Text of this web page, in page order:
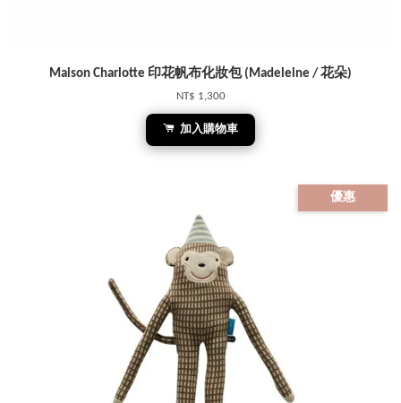
Maison Charlotte 印花帆布化妝包 (Madeleine / 花朵)
NT$ 1,300
加入購物車
優惠